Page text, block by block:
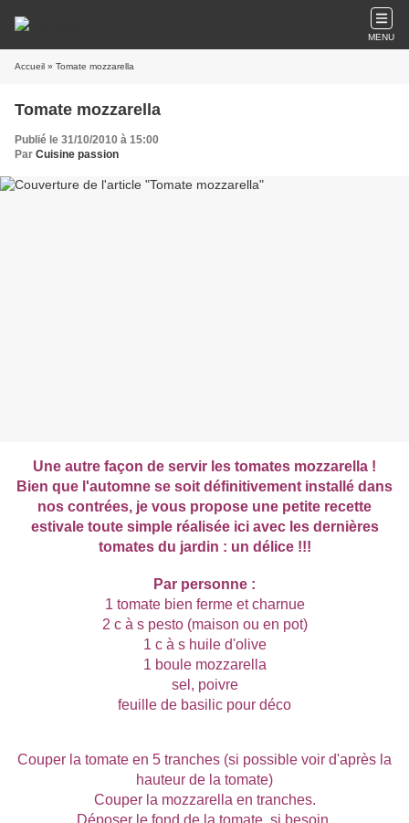
MENU
Accueil » Tomate mozzarella
Tomate mozzarella
Publié le 31/10/2010 à 15:00
Par Cuisine passion
Une autre façon de servir les tomates mozzarella !
Bien que l'automne se soit définitivement installé dans
nos contrées, je vous propose une petite recette
estivale toute simple réalisée ici avec les dernières
tomates du jardin : un délice !!!
Par personne :
1 tomate bien ferme et charnue
2 c à s pesto (maison ou en pot)
1 c à s huile d'olive
1 boule mozzarella
sel, poivre
feuille de basilic pour déco
Couper la tomate en 5 tranches (si possible voir d'après la
hauteur de la tomate)
Couper la mozzarella en tranches.